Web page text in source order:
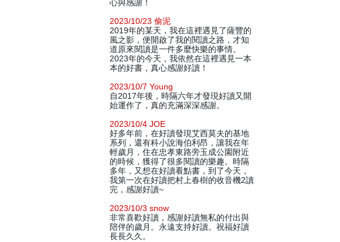
心與感謝！
2023/10/23 偷泥
2019年的某天，我在這裡遇見了薩豐的
風之影，便開啟了我的閱讀之路，才知
道原來閱讀是一件多麼快樂的事情。
2023年的今天，我依然在這裡遇見一本
本的好書，真心感謝好讀！
2023/10/7 Young
自2017年後，時隔六年才發現好讀又開
始運作了，真的充滿深深感謝。
2023/10/4 JOE
好多年前，在好讀發現艾西莫夫的基地
系列，還有科小說海伯利昂，讓我在年
輕歲月，住在忠孝東路旁玉成公園附近
的時候，獲得了很多閱讀的樂趣。時隔
多年，又想在好讀看點書，到了今天，
我第一次在好讀把村上春樹的收音機2讀
完，感謝好讀~
2023/10/3 snow
非常喜歡好讀，感謝好讀無私的付出與
陪伴的歲月。永遠支持好讀。祝福好讀
長長久久。